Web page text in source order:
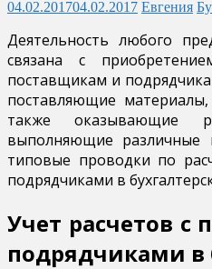
04.02.201704.02.2017 Евгения
Деятельность любого
связана с
поставщикам и
поставляющие
также оказывающие
выполняющие различные
типовые проводки по
подрядчиками в
Учет расчетов с
подрядчиками в